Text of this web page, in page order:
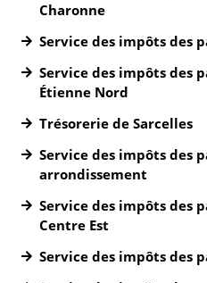
Charonne
Service des impôts des
Service des impôts des
Étienne Nord
Trésorerie de Sarcelles
Service des impôts des
arrondissement
Service des impôts des
Centre Est
Service des impôts des